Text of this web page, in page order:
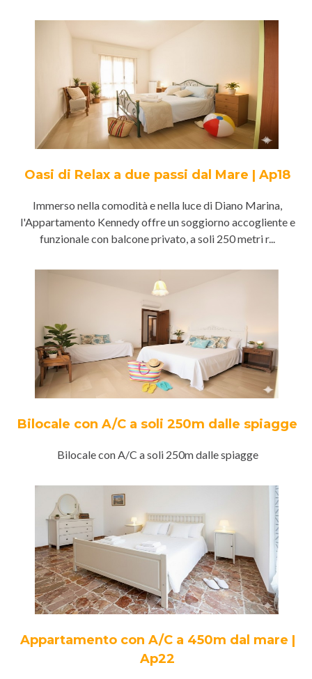
Oasi di Relax a due passi dal Mare | Ap18
Immerso nella comodità e nella luce di Diano Marina,
l'Appartamento Kennedy offre un soggiorno accogliente e
funzionale con balcone privato, a soli 250 metri r...
Bilocale con A/C a soli 250m dalle spiagge
Bilocale con A/C a soli 250m dalle spiagge
Appartamento con A/C a 450m dal mare |
Ap22